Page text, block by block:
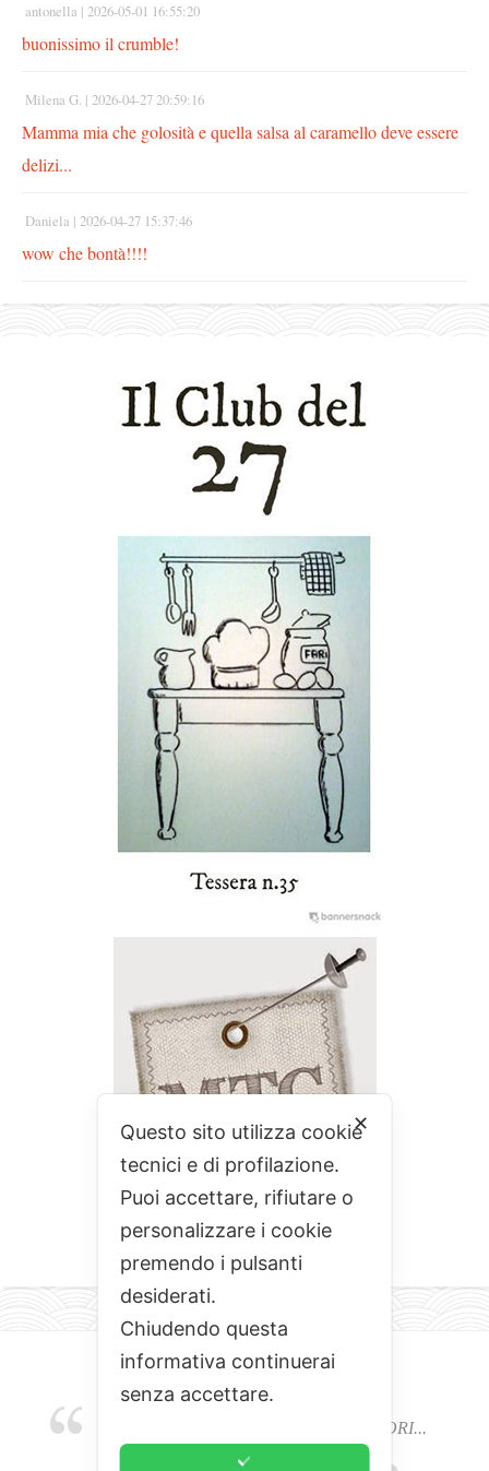
antonella | 2026-05-01 16:55:20
buonissimo il crumble!
Milena G. | 2026-04-27 20:59:16
Mamma mia che golosità e quella salsa al caramello deve essere
delizi...
Daniela | 2026-04-27 15:37:46
wow che bontà!!!!
EMOZIONI, COLORI, ODORI E SAPORI...
L'ALCHIMIA DEL BUON CIBO
✕
Questo sito utilizza cookie
tecnici e di profilazione.
Puoi accettare, rifiutare o
personalizzare i cookie
premendo i pulsanti
desiderati.
Chiudendo questa
informativa continuerai
senza accettare.